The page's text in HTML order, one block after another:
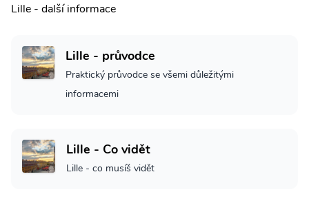
Lille - další informace
Lille - průvodce
Praktický průvodce se všemi důležitými
informacemi
Lille - Co vidět
Lille - co musíš vidět